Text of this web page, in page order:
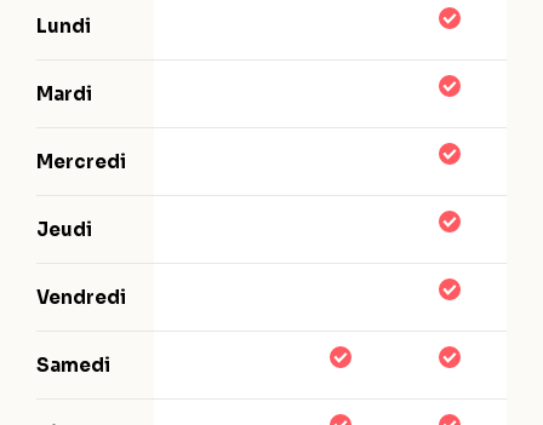
Lundi
Mardi
Mercredi
Jeudi
Vendredi
Samedi